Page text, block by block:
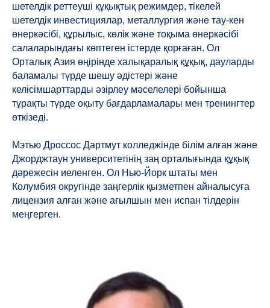
шетелдік реттеуші құқықтық режимдер, тікелей
шетелдік инвестициялар, металлургия және тау-кен
өнеркәсібі, құрылыс, көлік және тоқыма өнеркәсібі
салаларындағы көптеген істерде қорғаған. Ол
Орталық Азия өңірінде халықаралық құқық, дауларды
баламалы түрде шешу әдістері және
келісімшарттарды әзірлеу мәселелері бойынша
тұрақты түрде оқыту бағдарламалары мен тренингтер
өткізеді.
Мэтью Дроссос Дартмут колледжінде білім алған және
Джорджтаун университетінің заң орталығында құқық
дәрежесін иеленген. Ол Нью-Йорк штаты мен
Колумбия округінде заңгерлік қызметпен айналысуға
лицензия алған және ағылшын мен испан тілдерін
меңгерген.